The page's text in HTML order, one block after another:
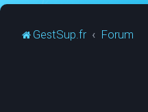
GestSup.fr Forum